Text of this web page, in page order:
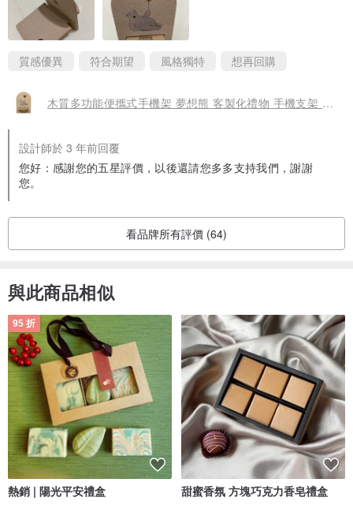
質感優異 符合期望 風格獨特 想再回購
木質多功能便攜式手機架 夢想熊 客製化禮物 手機支架 手機座
設計師於 3 年前回覆
您好：感謝您的五星評價，以後還請您多多支持我們，謝謝
您。
看品牌所有評價 (64)
與此商品相似
95 折
熱銷 | 陽光平安禮盒 甜蜜香氛 方塊巧克力香皂禮盒